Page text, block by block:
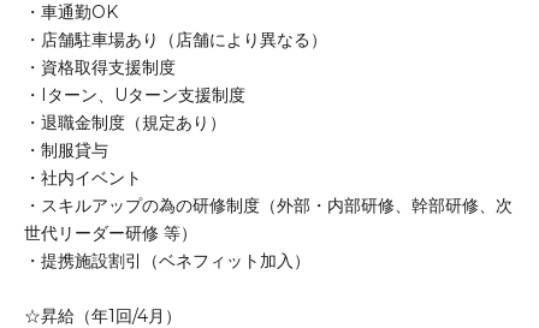
・車通勤OK
・店舗駐車場あり（店舗により異なる）
・資格取得支援制度
・Iターン、Uターン支援制度
・退職金制度（規定あり）
・制服貸与
・社内イベント
・スキルアップの為の研修制度（外部・内部研修、幹部研修、次
世代リーダー研修 等）
・提携施設割引（ベネフィット加入）
☆昇給（年1回/4月）